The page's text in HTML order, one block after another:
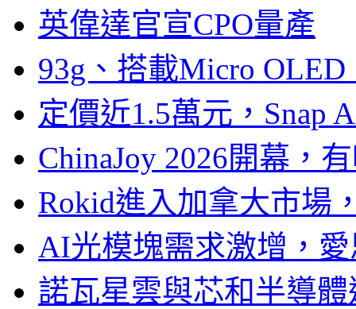
英偉達官宣CPO量產
93g、搭載Micro
定價近1.5萬元，Snap
ChinaJoy 2026開幕，
Rokid進入加拿大市場
AI光模塊需求激增，
諾瓦星雲與芯和半導